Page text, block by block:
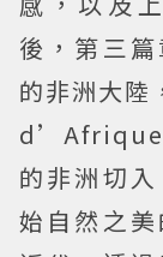
後，第三
的非洲大
d’Afrique
的非洲切
始自然之